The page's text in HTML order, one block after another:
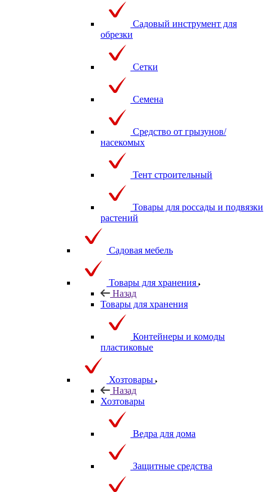
Садовый инструмент для
обрезки
Сетки
Семена
Средство от грызунов/
насекомых
Тент строительный
Товары для россады и подвязки
растений
Садовая мебель
Товары для хранения
Назад
Товары для хранения
Контейнеры и комоды
пластиковые
Хозтовары
Назад
Хозтовары
Ведра для дома
Защитные средства